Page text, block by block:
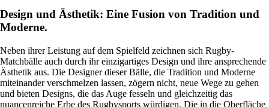
Design und Ästhetik: Eine Fusion von Tradition und
Moderne.
Neben ihrer Leistung auf dem Spielfeld zeichnen sich Rugby-
Matchbälle auch durch ihr einzigartiges Design und ihre ansprechende
Ästhetik aus. Die Designer dieser Bälle, die Tradition und Moderne
miteinander verschmelzen lassen, zögern nicht, neue Wege zu gehen
und bieten Designs, die das Auge fesseln und gleichzeitig das
nuancenreiche Erbe des Rugbysports würdigen. Die in die Oberfläche